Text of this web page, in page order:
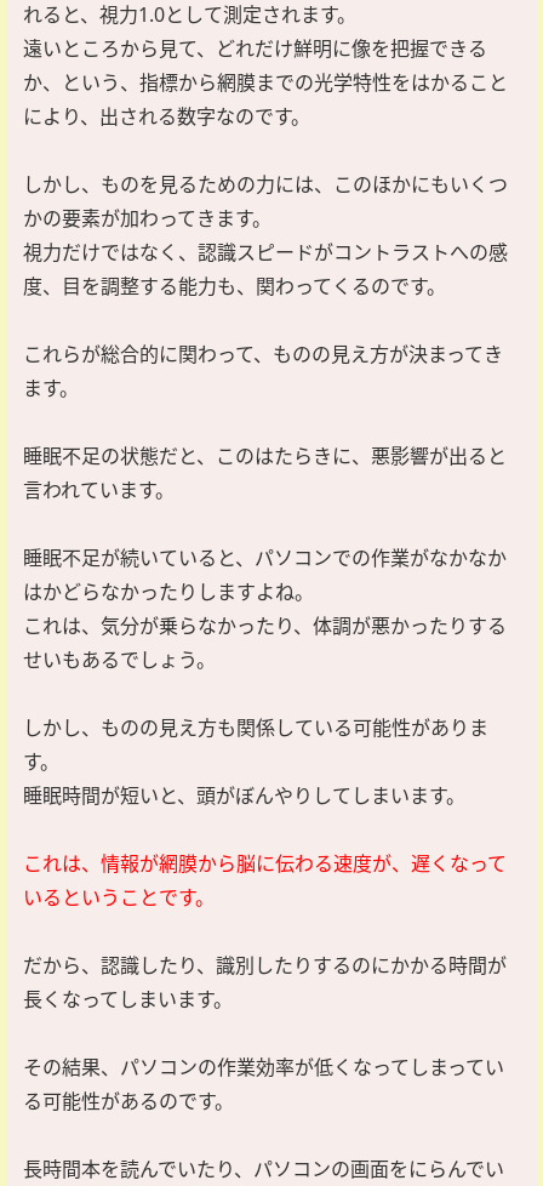
れると、視力1.0として測定されます。
遠いところから見て、どれだけ鮮明に像を把握できる
か、という、指標から網膜までの光学特性をはかること
により、出される数字なのです。
しかし、ものを見るための力には、このほかにもいくつ
かの要素が加わってきます。
視力だけではなく、認識スピードがコントラストへの感
度、目を調整する能力も、関わってくるのです。
これらが総合的に関わって、ものの見え方が決まってき
ます。
睡眠不足の状態だと、このはたらきに、悪影響が出ると
言われています。
睡眠不足が続いていると、パソコンでの作業がなかなか
はかどらなかったりしますよね。
これは、気分が乗らなかったり、体調が悪かったりする
せいもあるでしょう。
しかし、ものの見え方も関係している可能性がありま
す。
睡眠時間が短いと、頭がぼんやりしてしまいます。
これは、情報が網膜から脳に伝わる速度が、遅くなって
いるということです。
だから、認識したり、識別したりするのにかかる時間が
長くなってしまいます。
その結果、パソコンの作業効率が低くなってしまってい
る可能性があるのです。
長時間本を読んでいたり、パソコンの画面をにらんでい